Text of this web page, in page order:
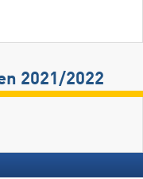
2021/2022